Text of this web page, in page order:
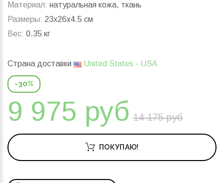
Материал: натуральная кожа, ткань
Размеры: 23x26x4.5 см
Вес: 0.35 кг
Страна доставки United States - USA
-30%
9 975 руб 14 175 руб
ПОКУПАЮ!